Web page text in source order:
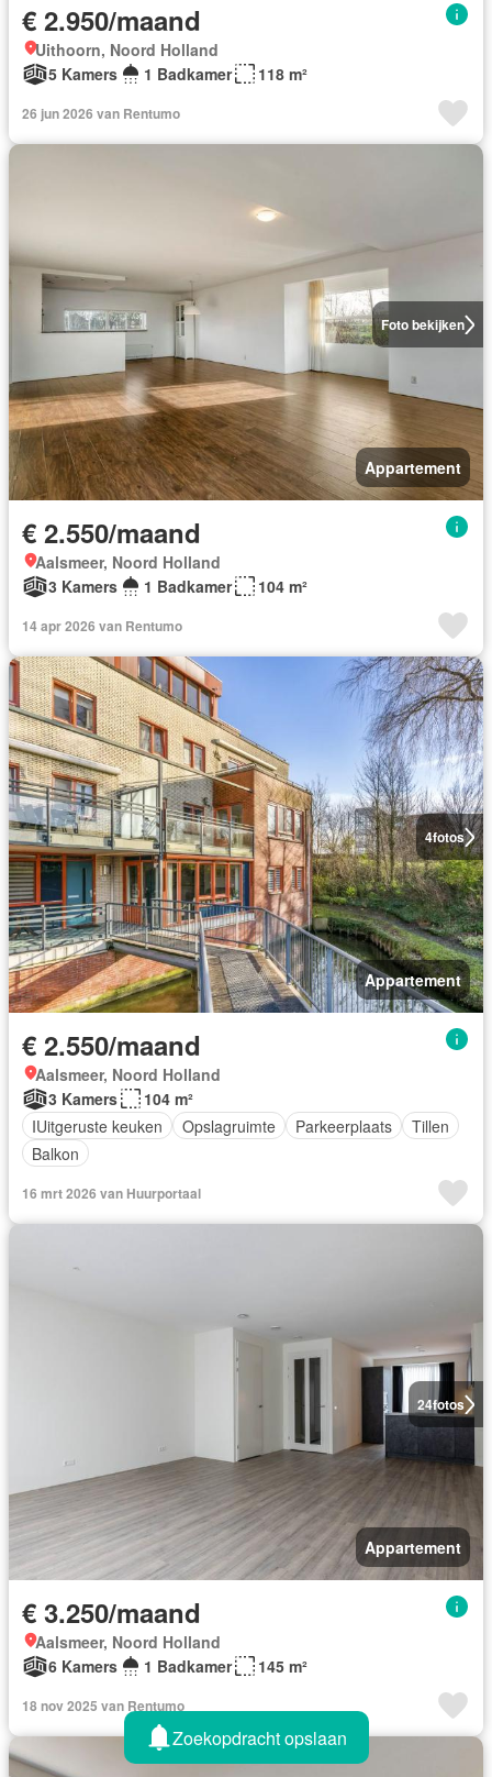
€ 2.950/maand
Uithoorn, Noord Holland
5 Kamers
1 Badkamer 118 m²
26 jun 2026 van Rentumo
Foto bekijken
Appartement
€ 2.550/maand
Aalsmeer, Noord Holland
3 Kamers
1 Badkamer 104 m²
14 apr 2026 van Rentumo
4fotos
Appartement
€ 2.550/maand
Aalsmeer, Noord Holland
3 Kamers
104 m²
IUitgeruste keuken
Opslagruimte Parkeerplaats
Tillen
Balkon
16 mrt 2026 van Huurportaal
24fotos
Appartement
€ 3.250/maand
Aalsmeer, Noord Holland
6 Kamers
1 Badkamer 145 m²
18 nov 2025 van Rentumo
Zoekopdracht opslaan